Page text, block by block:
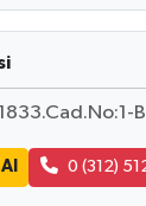
0 (312)